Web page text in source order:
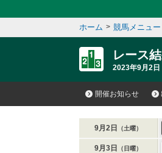
ホーム > 競馬メニュー
レース
2023年9月2日
開催お知らせ
9月2日 （土曜）
9月3日 （日曜）